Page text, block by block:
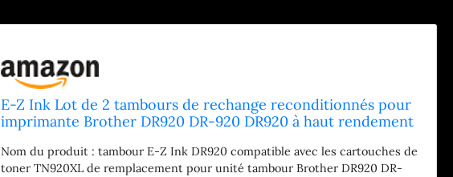
E-Z Ink Lot de 2 tambours de rechange reconditionnés pour
imprimante Brother DR920 DR-920 DR920 à haut rendement
HL-L5210DN HL-L5210DWT Noir
Nom du produit : tambour E-Z Ink DR920 compatible avec les cartouches de
toner TN920XL de remplacement pour unité tambour Brother DR920 DR-